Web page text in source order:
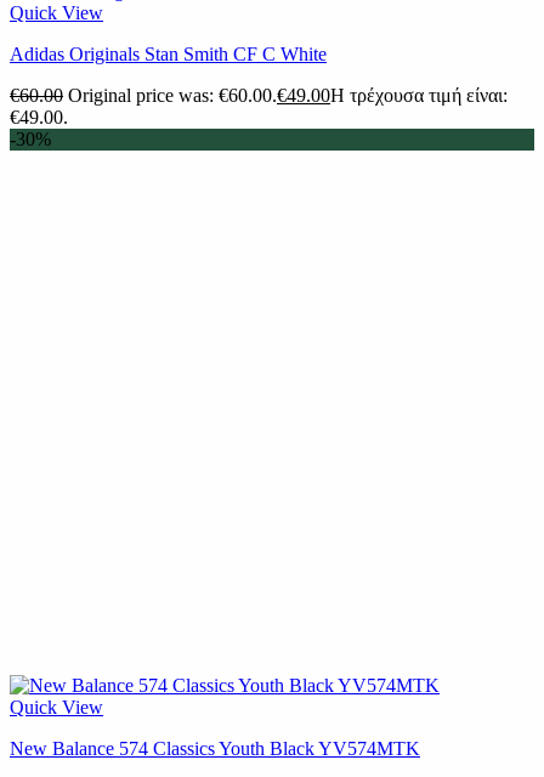
Quick View
Adidas Originals Stan Smith CF C White
€60.00 Original price was: €60.00.€49.00Η τρέχουσα τιμή είναι:
€49.00.
-30%
Quick View
New Balance 574 Classics Youth Black YV574MTK